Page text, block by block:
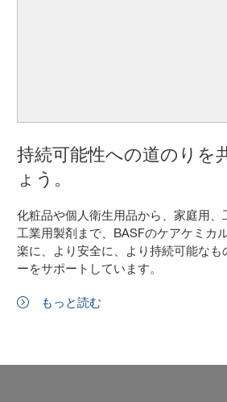
持続可能性への道のりを
ょう。
化粧品や個人衛生用品から、家庭用、
工業用製剤まで、BASFのケアケミカ
楽に、より安全に、より持続可能なも
ーをサポートしています。
もっと読む